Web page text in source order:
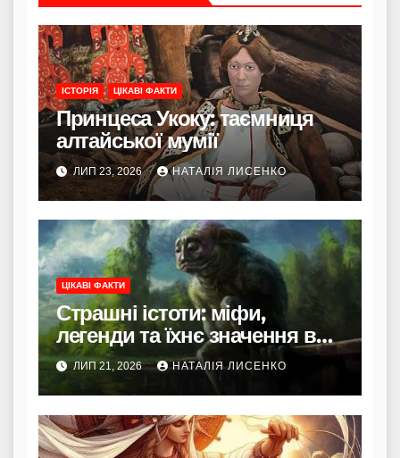
ІСТОРІЯ ЦІКАВІ ФАКТИ
Принцеса Укоку: таємниця
алтайської мумії
ЛИП 23, 2026 НАТАЛІЯ ЛИСЕНКО
ЦІКАВІ ФАКТИ
Страшні істоти: міфи,
легенди та їхнє значення в
культурі
ЛИП 21, 2026 НАТАЛІЯ ЛИСЕНКО